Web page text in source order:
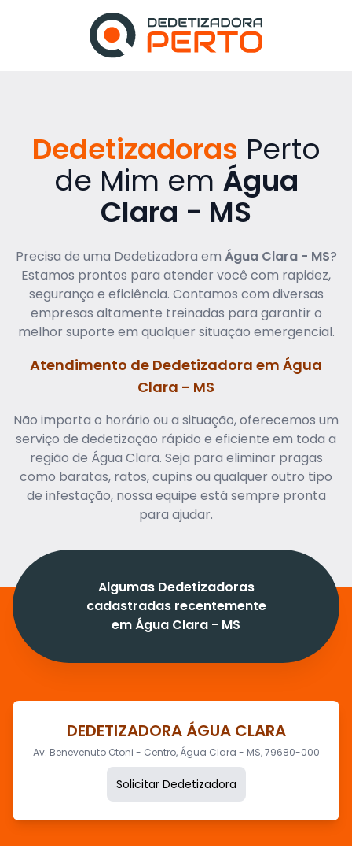
Dedetizadoras Perto
de Mim em Água
Clara - MS
Precisa de uma Dedetizadora em Água Clara - MS?
Estamos prontos para atender você com rapidez,
segurança e eficiência. Contamos com diversas
empresas altamente treinadas para garantir o
melhor suporte em qualquer situação emergencial.
Atendimento de Dedetizadora em Água
Clara - MS
Não importa o horário ou a situação, oferecemos um
serviço de dedetização rápido e eficiente em toda a
região de Água Clara. Seja para eliminar pragas
como baratas, ratos, cupins ou qualquer outro tipo
de infestação, nossa equipe está sempre pronta
para ajudar.
Algumas Dedetizadoras
cadastradas recentemente
em Água Clara - MS
DEDETIZADORA ÁGUA CLARA
Av. Benevenuto Otoni - Centro, Água Clara - MS, 79680-000
Solicitar Dedetizadora